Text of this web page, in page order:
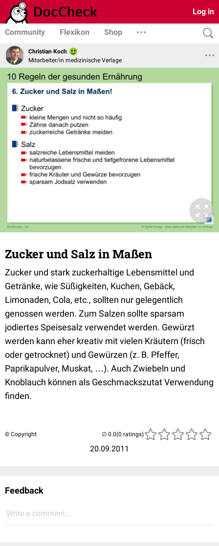
Log in
Community Flexikon Shop
Christian Koch
Mitarbeiter/in medizinische Verlage
Zucker und Salz in Maßen
Zucker und stark zuckerhaltige Lebensmittel und
Getränke, wie Süßigkeiten, Kuchen, Gebäck,
Limonaden, Cola, etc., sollten nur gelegentlich
genossen werden. Zum Salzen sollte sparsam
jodiertes Speisesalz verwendet werden. Gewürzt
werden kann eher kreativ mit vielen Kräutern (frisch
oder getrocknet) und Gewürzen (z. B. Pfeffer,
Paprikapulver, Muskat, …). Auch Zwiebeln und
Knoblauch können als Geschmackszutat Verwendung
finden.
© Copyright
20.09.2011
(0 ratings)
Feedback
Write a comment...